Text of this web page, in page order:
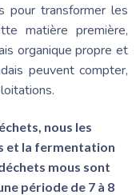
pour transformer les
matière première,
organique propre et
peuvent compter,
nous les
et la fermentation
mous sont
période de 7 à 8